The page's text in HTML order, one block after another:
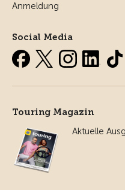
Anmeldung
Social Media
Touring Magazin
Aktuelle